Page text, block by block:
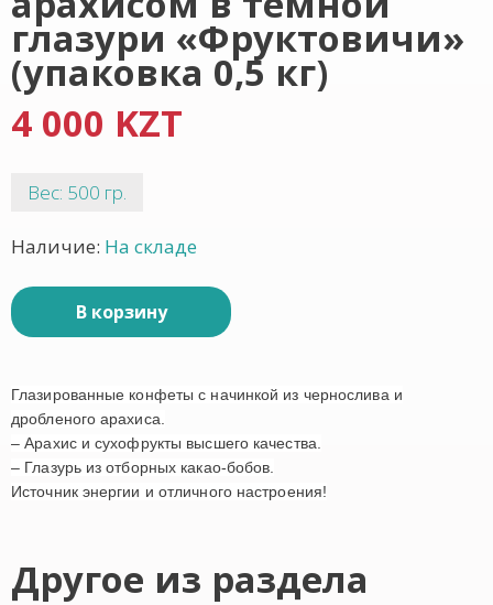
глазури «Фруктовичи»
(упаковка 0,5 кг)
4 000 KZT
Вес: 500 гр.
Наличие: На складе
В корзину
Глазированные конфеты с начинкой из чернослива и
дробленого арахиса.
– Арахис и сухофрукты высшего качества.
– Глазурь из отборных какао-бобов.
Источник энергии и отличного настроения!
Другое из раздела